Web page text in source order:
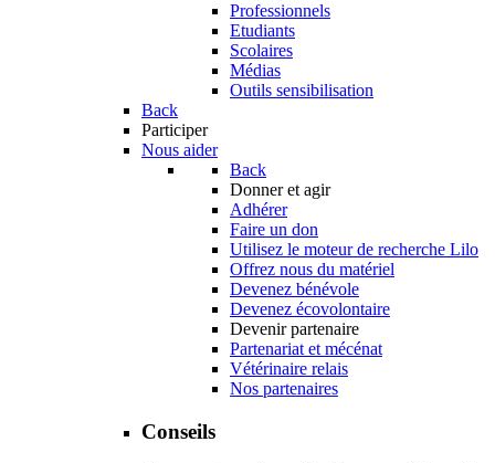
Professionnels
Etudiants
Scolaires
Médias
Outils sensibilisation
Back
Participer
Nous aider
Back
Donner et agir
Adhérer
Faire un don
Utilisez le moteur de recherche Lilo
Offrez nous du matériel
Devenez bénévole
Devenez écovolontaire
Devenir partenaire
Partenariat et mécénat
Vétérinaire relais
Nos partenaires
Conseils